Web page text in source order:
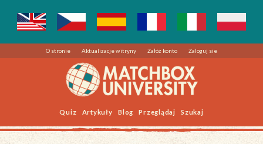
O stronie Aktualizacje witryny Załóż konto Zaloguj sie
Quiz Artykuły Blog Przeglądaj Szukaj